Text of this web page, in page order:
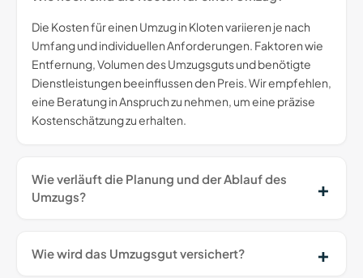
Die Kosten für einen Umzug in Kloten variieren je nach
Umfang und individuellen Anforderungen. Faktoren wie
Entfernung, Volumen des Umzugsguts und benötigte
Dienstleistungen beeinflussen den Preis. Wir empfehlen,
eine Beratung in Anspruch zu nehmen, um eine präzise
Kostenschätzung zu erhalten.
Wie verläuft die Planung und der Ablauf des
Umzugs?
Wie wird das Umzugsgut versichert?